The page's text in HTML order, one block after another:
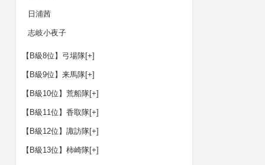
日浦茜
志岐小夜子
【B級8位】弓場隊[+]
【B級9位】来馬隊[+]
【B級10位】荒船隊[+]
【B級11位】香取隊[+]
【B級12位】諏訪隊[+]
【B級13位】柿崎隊[+]